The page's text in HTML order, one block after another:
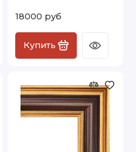
18000 руб
Купить